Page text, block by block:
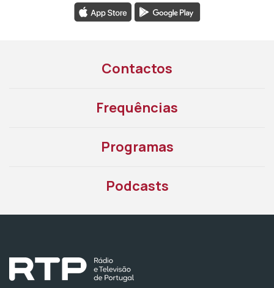
Contactos
Frequências
Programas
Podcasts